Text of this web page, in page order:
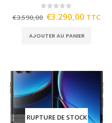
out of 5
€3.590,00 €3.290,00 TTC
AJOUTER AU PANIER
RUPTURE DE STOCK